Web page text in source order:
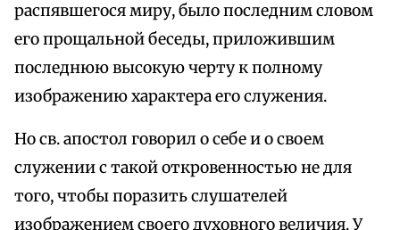
распявшегося миру, было последним словом
его прощальной беседы, приложившим
последнюю высокую черту к полному
изображению характера его служения.
Но св. апостол говорил о себе и о своем
служении с такой откровенностью не для
того, чтобы поразить слушателей
изображением своего духовного величия. У